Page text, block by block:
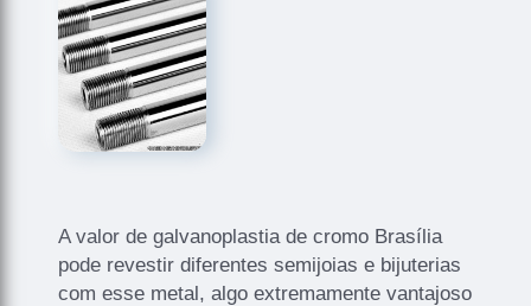
A valor de galvanoplastia de cromo Brasília
pode revestir diferentes semijoias e bijuterias
com esse metal, algo extremamente vantajoso